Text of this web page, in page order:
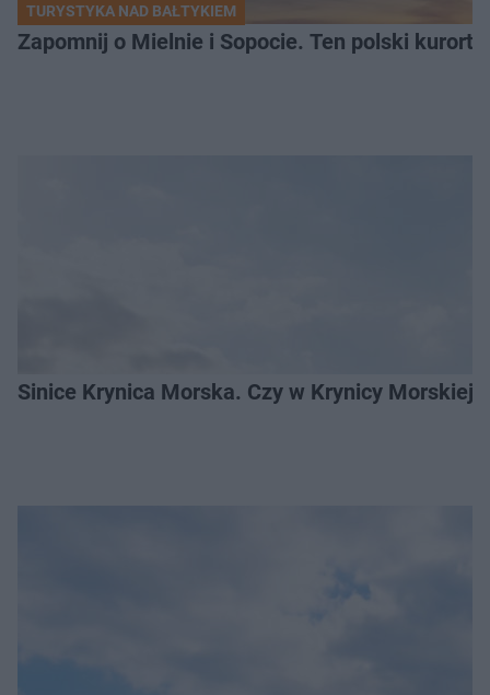
TURYSTYKA NAD BAŁTYKIEM
Zapomnij o Mielnie i Sopocie. Ten polski kurort
Sinice Krynica Morska. Czy w Krynicy Morskiej